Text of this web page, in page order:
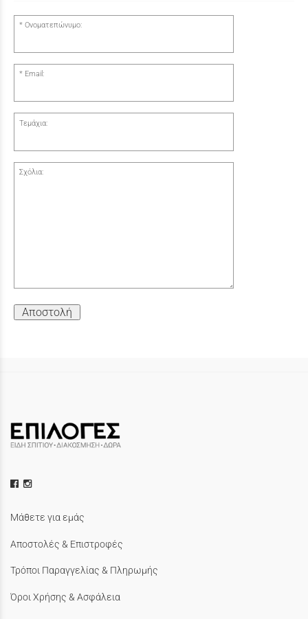
Ονοματεπώνυμο:
Email:
Τεμάχια:
Σχόλια:
Αποστολή
Μάθετε για εμάς
Αποστολές & Επιστροφές
Τρόποι Παραγγελίας & Πληρωμής
Όροι Χρήσης & Ασφάλεια